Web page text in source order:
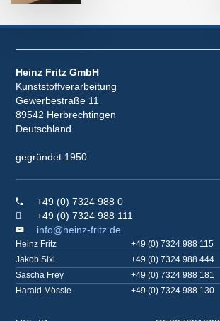
Heinz Fritz GmbH
Kunststoffverarbeitung
Gewerbestraße 11
89542 Herbrechtingen
Deutschland
gegründet 1950
+49 (0) 7324 988 0
+49 (0) 7324 988 111
info@heinz-fritz.de
Heinz Fritz
+49 (0) 7324 988 115
Jakob Sixl
+49 (0) 7324 988 444
Sascha Frey
+49 (0) 7324 988 181
Harald Mössle
+49 (0) 7324 988 130